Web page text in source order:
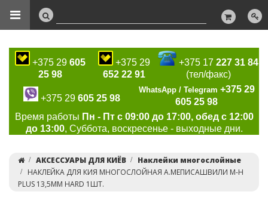
+375 29 605
25 98
+375 29
652 22 91
+375 17227 31 84
(тел/факс)
+375 29 605 25 98
WhatsApp / Telegram +375 29
605 25 98
Время работы Пн - Пт с 09:00 до 17:00, обед с 12:00
до 13:00, Суббота, воскресенье - выходные дни.
АКСЕССУАРЫ ДЛЯ КИЁВ
Наклейки многослойные
НАКЛЕЙКА ДЛЯ КИЯ МНОГОСЛОЙНАЯ А.МЕПИСАШВИЛИ M-H
PLUS 13,5ММ HARD 1ШТ.